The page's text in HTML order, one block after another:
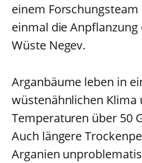
einem Forschungsteam
einmal die
Wüste Negev.
Arganbäume leben in
wüstenähnlichen Klima
Temperaturen über 50
Auch längere
Arganien